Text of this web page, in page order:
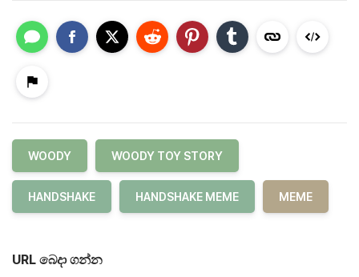
WOODY WOODY TOY STORY
HANDSHAKE HANDSHAKE MEME MEME
URL බෙදා ගන්න